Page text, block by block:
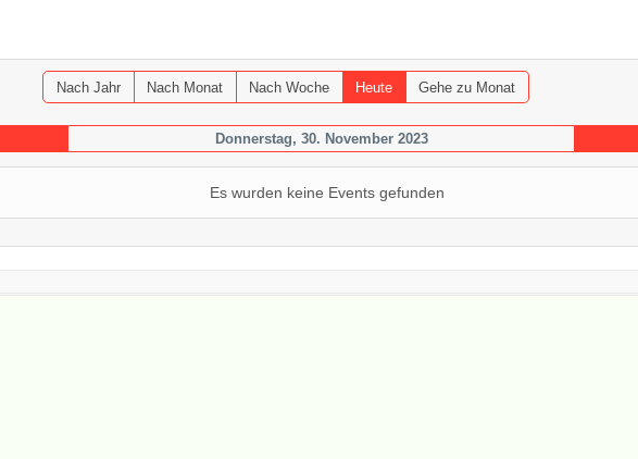
Nach Jahr Nach Monat Nach Woche Heute Gehe zu Monat
Donnerstag, 30. November 2023
Es wurden keine Events gefunden